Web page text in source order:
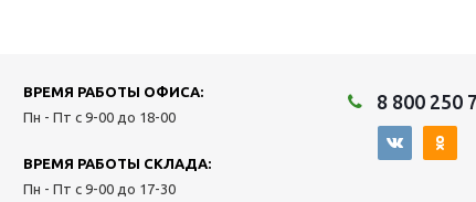
ВРЕМЯ РАБОТЫ ОФИСА:
Пн - Пт с 9-00 до 18-00
ВРЕМЯ РАБОТЫ СКЛАДА:
Пн - Пт с 9-00 до 17-30
8 800 250